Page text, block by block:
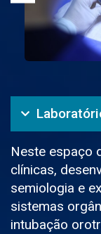
Neste espaço
clínicas,
semiologia e
sistemas
intubação